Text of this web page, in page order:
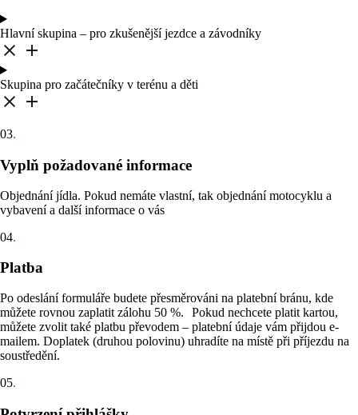
Hlavní skupina – pro zkušenější jezdce a závodníky
Skupina pro začátečníky v terénu a děti
03.
Vyplň požadované informace
Objednání jídla. Pokud nemáte vlastní, tak objednání motocyklu a
vybavení a další informace o vás
04.
Platba
Po odeslání formuláře budete přesměrováni na platební bránu, kde
můžete rovnou zaplatit zálohu 50 %. Pokud nechcete platit kartou,
můžete zvolit také platbu převodem – platební údaje vám přijdou e-
mailem. Doplatek (druhou polovinu) uhradíte na místě při příjezdu na
soustředění.
05.